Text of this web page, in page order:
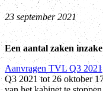
23 september 2021
Een aantal zaken
Aanvragen TVL Q3 2021
Q3 2021 tot 26 oktober